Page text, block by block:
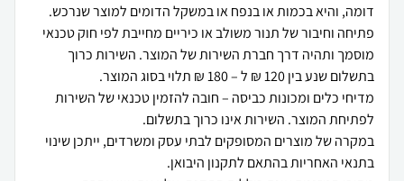
פתיחה וחיבור של תנור משולב או כיריים מחייבת לפי חוק טכנאי
מוסמך ותהיה דרך חברת השירות של המוצר. השירות כרוך
מדיחי כלים ומכונות כביסה – חובה להזמין טכנאי של השירות
במקרה של מוצרים המסופקים לבתי עסק ומשרדים, ייתכן שינוי